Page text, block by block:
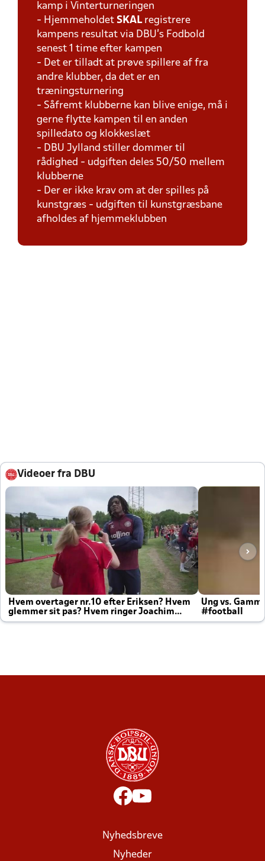
kamp i Vinterturneringen
- Hjemmeholdet SKAL registrere
kampens resultat via DBU's Fodbold
senest 1 time efter kampen
- Det er tilladt at prøve spillere af fra
andre klubber, da det er en
træningsturnering
- Såfremt klubberne kan blive enige, må i
gerne flytte kampen til en anden
spilledato og klokkeslæt
- DBU Jylland stiller dommer til
rådighed - udgiften deles 50/50 mellem
klubberne
- Der er ikke krav om at der spilles på
kunstgræs - udgiften til kunstgræsbane
afholdes af hjemmeklubben
Videoer fra DBU
Hvem overtager nr.10 efter Eriksen? Hvem
glemmer sit pas? Hvem ringer Joachim
altid til efter kampe?
Ung vs.
#football
Nyhedsbreve
Nyheder